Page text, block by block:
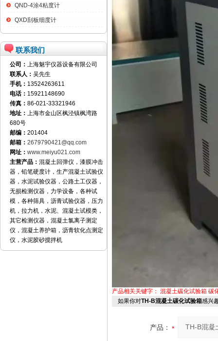
QND-4涂4粘度计
QXD刮板细度计
联系我们
公司： 上海魅宇仪器设备有限公司
联系人： 吴先生
手机： 13524263611
电话： 15921148690
传真： 86-021-33321946
地址： 上海市金山区枫泾镇枫湾路
680号
邮编： 201404
邮箱： 2679790421@qq.com
网址： www.meiyu021.com
主营产品： 混凝土回弹仪，漆膜冲击
器，铅笔硬度计，生产混凝土试验仪
器，水泥试验仪器，公路土工仪器，
无损检测仪器，力学设备，各种试
模，各种筛具，沥青试验仪器，压力
机，拉力机，水泥、混凝土试模类，
其它检测仪器，混凝土氯离子测定
仪，混凝土养护箱，沥青软化点测定
仪，水泥胶砂搅拌机
产品相关关键字： 混凝土碳化试验箱 碳
如果你对TH-B混凝土碳化试验箱感兴
产品：